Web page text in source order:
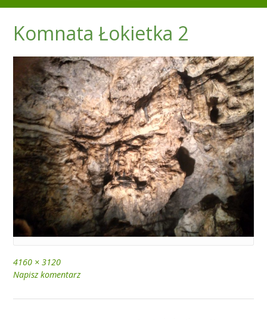
Komnata Łokietka 2
Full
size
4160 × 3120
Napisz komentarz